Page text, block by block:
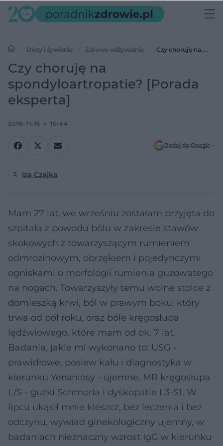
Diety i żywienie Zdrowe odżywianie
Czy choruję na
spondyloartropatie? [Porada eksperta]
Czy choruję na
spondyloartropatie? [Porada
eksperta]
2016-11-15 10:44
Dodaj do Google
Iza Czajka
Mam 27 lat, we wrześniu zostałam przyjęta do
szpitala z powodu bólu w zakresie stawów
skokowych z towarzyszącym rumieniem
odmrozinowym, obrzękiem i pojedynczymi
ogniskami o morfologii rumienia guzowatego
na nogach. Towarzyszyły temu wolne stolce z
domieszką krwi, ból w prawym boku, który
trwa od pół roku, oraz bóle kręgosłupa
lędźwiowego, które mam od ok. 7 lat.
Badania, jakie mi wykonano to: USG -
prawidłowe, posiew kału i diagnostyka w
kierunku Yersiniosy - ujemne, MR kręgosłupa
L/S - guzki Schmorla i dyskopatie L3-S1. W
lipcu ukąsił mnie kleszcz, bez leczenia i bez
odczynu, wywiad ginekologiczny ujemny, w
badaniach nieznaczny wzrost IgG w kierunku